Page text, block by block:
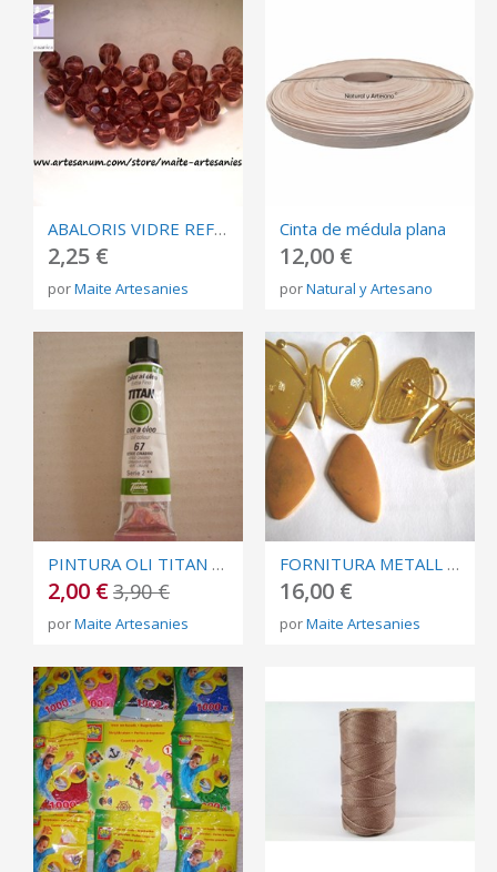
ABALORIS VIDRE REFERÈNCIA: CR34
2,25 €
porMaite Artesanies
Cinta de médula plana
12,00 €
porNatural y Artesano
PINTURA OLI TITAN COLOR VERD CINABRIO Nº 67
2,00 €3,90 €
porMaite Artesanies
FORNITURA METALL REFERÈNCIA: C23
16,00 €
porMaite Artesanies